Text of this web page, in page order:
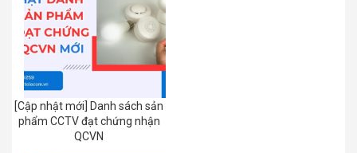
[Cập nhật mới] Danh sách sản
phẩm CCTV đạt chứng nhận
QCVN